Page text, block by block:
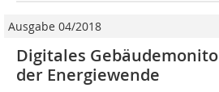
Ausgabe 04/2018
Digitales
der Energiewende